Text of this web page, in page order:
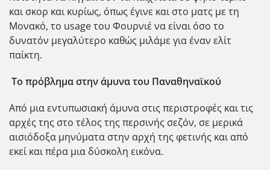
και σκορ και κυρίως, όπως έγινε και στο ματς με τη
Μονακό, το usage του Φουρνιέ να είναι όσο το
δυνατόν μεγαλύτερο καθώς μιλάμε για έναν ελίτ
παίκτη.
Το πρόβλημα στην άμυνα του Παναθηναϊκού
Από μια εντυπωσιακή άμυνα στις περιστροφές και τις
αρχές της στο τέλος της περσινής σεζόν, σε μερικά
αισιόδοξα μηνύματα στην αρχή της φετινής και από
εκεί και πέρα μια δύσκολη εικόνα.